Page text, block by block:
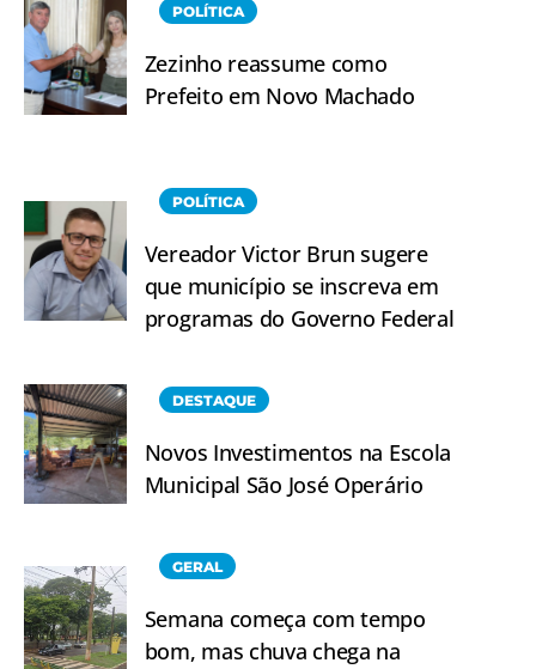
POLÍTICA
Zezinho reassume como
Prefeito em Novo Machado
POLÍTICA
Vereador Victor Brun sugere
que município se inscreva em
programas do Governo Federal
DESTAQUE
Novos Investimentos na Escola
Municipal São José Operário
GERAL
Semana começa com tempo
bom, mas chuva chega na